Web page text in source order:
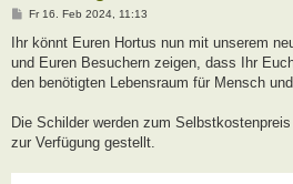
B
i
r
a
Fr 16. Feb 2024, 11:13
Ihr könnt Euren Hortus nun mit unserem
und Euren Besuchern zeigen, dass Ihr
den benötigten Lebensraum für Mensch
Die Schilder werden zum
zur Verfügung gestellt.